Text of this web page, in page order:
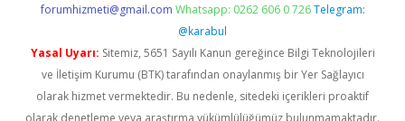
forumhizmeti@gmail.com Whatsapp: 0262 606 0 726 Telegram:
@karabul
Yasal Uyarı: Sitemiz, 5651 Sayılı Kanun gereğince Bilgi Teknolojileri
ve İletişim Kurumu (BTK) tarafından onaylanmış bir Yer Sağlayıcı
olarak hizmet vermektedir. Bu nedenle, sitedeki içerikleri proaktif
olarak denetleme veya araştırma yükümlülüğümüz bulunmamaktadır.